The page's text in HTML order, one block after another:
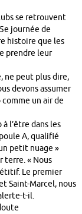
se retrouvent
journée de
histoire que les
prendre leur
ne peut plus dire,
devons assumer
un air de
l’être dans les
A, qualifié
petit nuage »
terre. « Nous
Le premier
Saint-Marcel, nous
t-il.